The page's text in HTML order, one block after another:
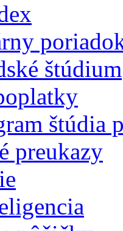
štúdium
štúdia
preukazy